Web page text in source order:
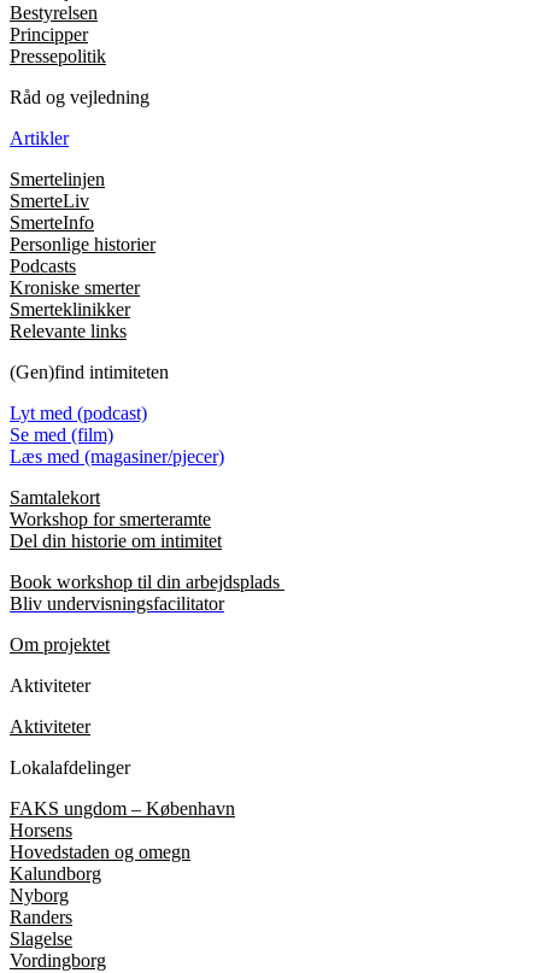
Bestyrelsen
Principper
Pressepolitik
Råd og vejledning
Artikler
Smertelinjen
SmerteLiv
SmerteInfo
Personlige historier
Podcasts
Kroniske smerter
Smerteklinikker
Relevante links
(Gen)find intimiteten
Lyt med (podcast)
Se med (film)
Læs med (magasiner/pjecer)
Samtalekort
Workshop for smerteramte
Del din historie om intimitet
Book workshop til din arbejdsplads
Bliv undervisningsfacilitator
Om projektet
Aktiviteter
Aktiviteter
Lokalafdelinger
FAKS ungdom – København
Horsens
Hovedstaden og omegn
Kalundborg
Nyborg
Randers
Slagelse
Vordingborg